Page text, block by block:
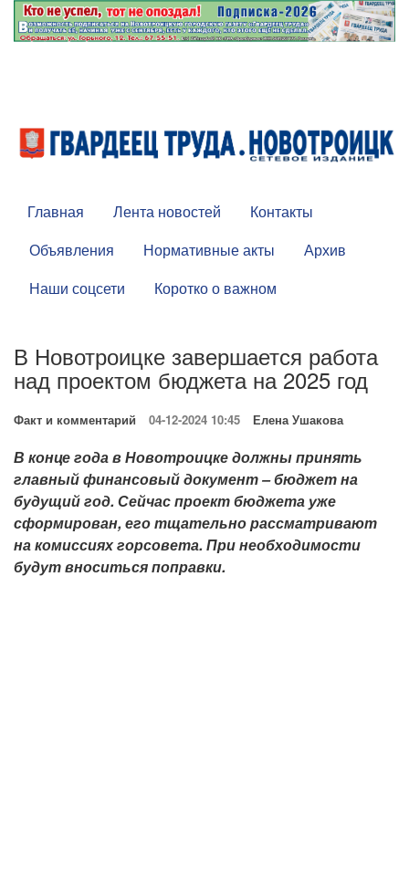
Главная Лента новостей
Контакты
Объявления
Нормативные акты
Архив
Наши соцсети
Коротко о важном
В Новотроицке завершается работа
над проектом бюджета на 2025 год
Факт и комментарий 04-12-2024 10:45 Елена Ушакова
В конце года в Новотроицке должны принять
главный финансовый документ – бюджет на
будущий год. Сейчас проект бюджета уже
сформирован, его тщательно рассматривают
на комиссиях горсовета. При необходимости
будут вноситься поправки.